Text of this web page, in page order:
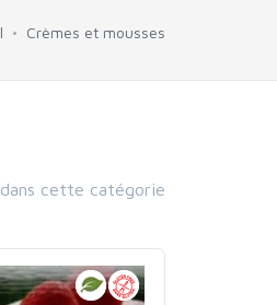
Crèmes et mousses
cette catégorie